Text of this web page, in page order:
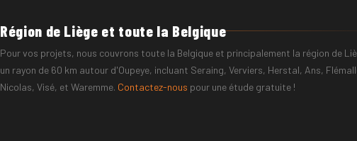
Région de Liège et toute la Belgique
Pour vos projets, nous couvrons toute la Belgique et principalement la région de
un rayon de 60 km autour d'Oupeye, incluant Seraing, Verviers, Herstal, Ans,
Nicolas, Visé, et Waremme. Contactez-nous pour une étude gratuite !